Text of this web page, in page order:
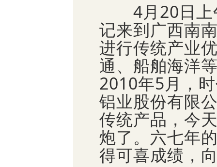
4月20日上
记来到广西南
进行传统产业
通、船舶海洋
2010年5月，
铝业股份有限
传统产品，今
炮了。六七年
得可喜成绩，